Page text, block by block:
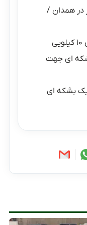
در همدان /
ای جهت
بشکه ای